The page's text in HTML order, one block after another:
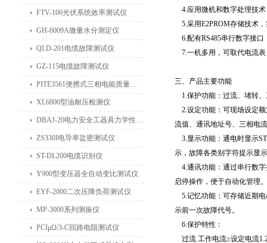
4.应用微机和数字处理技
5.采用E2PROM存储技术
6.配有RS485串行数字接口
7.一机多用，可取代电流
三、产品主要功能
1.保护功能：过流、堵转
2.设定功能：可现场设定
流值、通讯地址号、三相电
3.显示功能：通电时显示
示，故障各类别字符提示显
4.通讯功能：通过串行数字
启停操作，便于自动化管理。
5.记忆功能：可存储近期电
示前一次故障代号。
6.保护特性：
过流 工作电流≥设定电流
FTV-100光伏系统效率测试仪
GH-6009A微量水分测定仪
QLD-201电缆故障测试仪
GZ-115电缆故障测试仪
PITE3561便携式三相电能质量分析仪
XL6800型油耐压检测仪
DBAJ-20电力安全工器具力学性能试验机
ZS330I电导率盐密测试仪
ST-DL200电缆识别仪
Y900型变压器全自动变比测试仪
EYF-2000二次压降负荷测试仪
MP-3000系列测振仪
PCIμΩ/3-C回路电阻测试仪